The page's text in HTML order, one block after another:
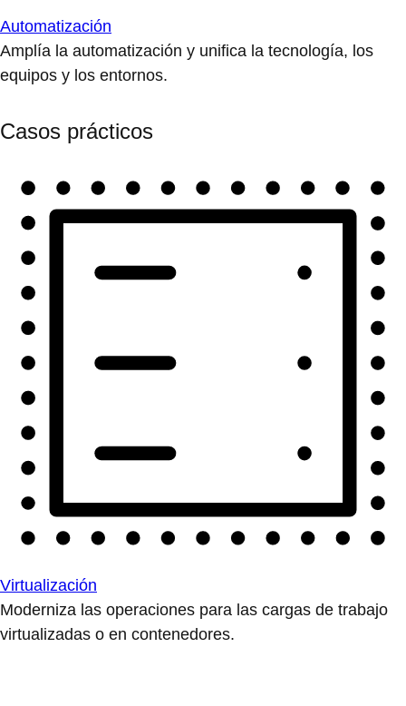
Automatización
Amplía la automatización y unifica la tecnología, los
equipos y los entornos.
Casos prácticos
Virtualización
Moderniza las operaciones para las cargas de trabajo
virtualizadas o en contenedores.